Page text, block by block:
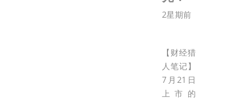
2星期前
【财经猎
人笔记】
7月21日
上市的